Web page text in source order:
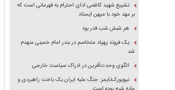
تشییع شهید کاظمی ادای احترام به قهرمانی است که
بر عهد خود با میهن ایستاد
هر شبش شب قدر بود
یک فروند پهپاد متخاصم در بندر امام خمینی منهدم
شد
الگوی وحدت‌آفرین در ادراک سیاست خارجی
نیویورک‌تایمز: جنگ علیه ایران یک باخت راهبردی و